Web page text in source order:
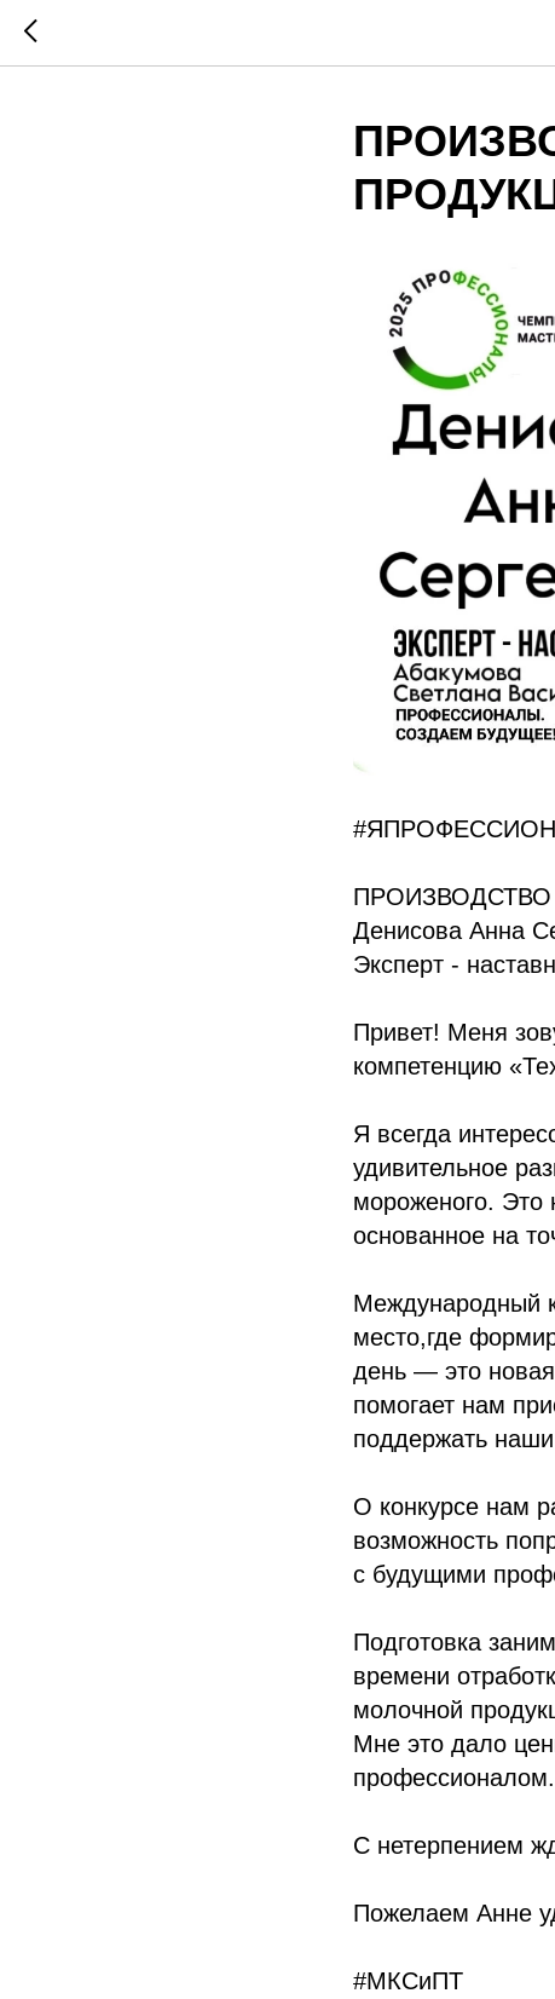
Денисова Анна
Эксперт -
Привет! Меня
компетенцию
Я всегда
удивительное
мороженого. Это
основанное на
Международный
место,где
день — это
помогает нам
поддержать
О конкурсе нам
возможность
с будущими
Подготовка
времени
молочной
Мне это дало
профессионалом.
С нетерпением
Пожелаем Анне
#МКСиПТ